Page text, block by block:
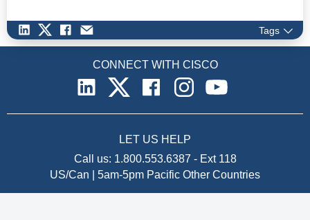
Tags
CONNECT WITH CISCO
LET US HELP
Call us: 1.800.553.6387 - Ext 118
US/Can | 5am-5pm Pacific Other Countries